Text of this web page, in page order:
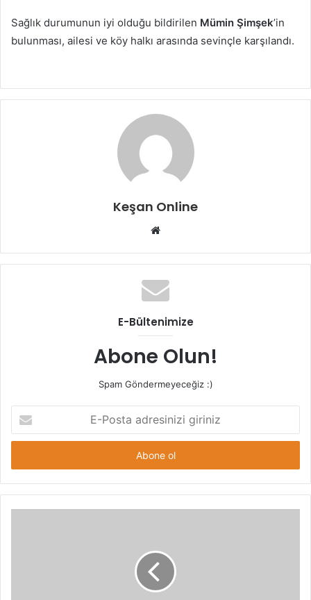
Sağlık durumunun iyi olduğu bildirilen Mümin Şimşek’in
bulunması, ailesi ve köy halkı arasında sevinçle karşılandı.
Keşan Online
Web
E-Bültenimize
Abone Olun!
Spam Göndermeyeceğiz :)
Posta
adresinizi